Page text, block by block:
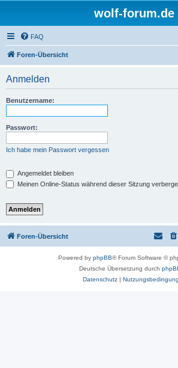
wolf-forum.de
FAQ
Foren-Übersicht
Anmelden
Benutzername:
Passwort:
Ich habe mein Passwort vergessen
Angemeldet bleiben
Meinen Online-Status während dieser Sitzung
Foren-Übersicht
Powered by phpBB® Forum Software ©
Deutsche Übersetzung durch
Datenschutz|